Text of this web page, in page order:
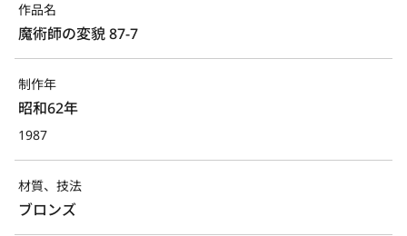
作品名
魔術師の変貌 87-7
制作年
昭和62年
1987
材質、技法
ブロンズ